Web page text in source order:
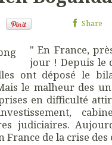
Share
" En France,
jour ! Depuis le
ont déposé le
le malheur des
en difficulté
judiciaires.
France de la crise